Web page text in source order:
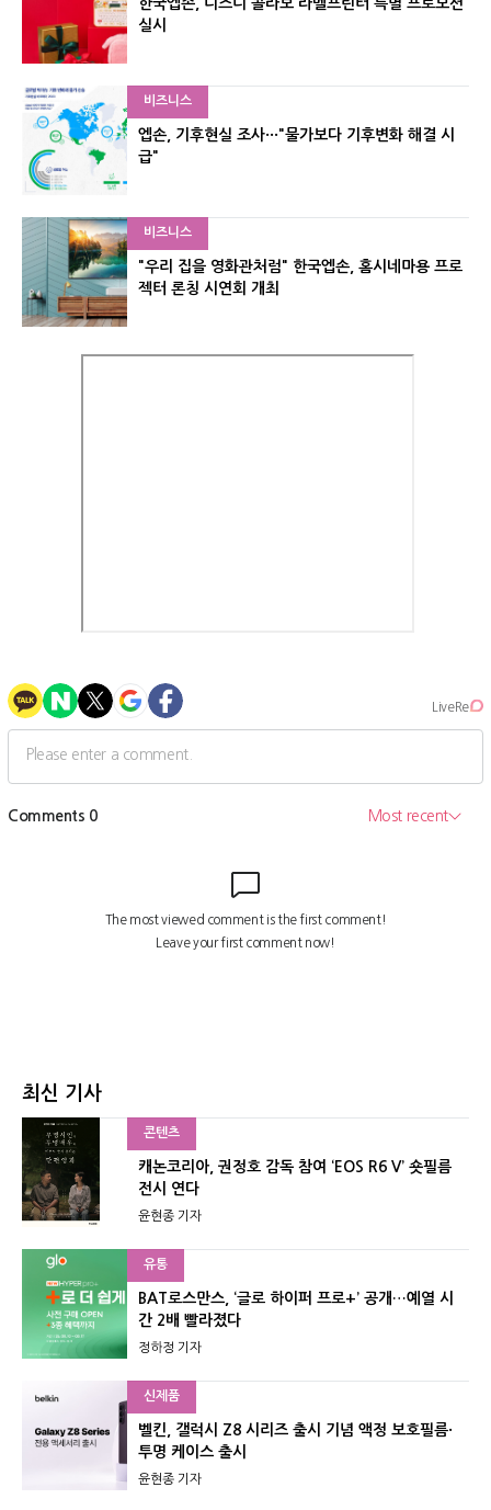
실시
비즈니스
엡손, 기후현실 조사···"물가보다 기후변화 해결 시
급"
비즈니스
"우리 집을 영화관처럼" 한국엡손, 홈시네마용 프로
젝터 론칭 시연회 개최
최신 기사
콘텐츠
캐논코리아, 권정호 감독 참여 ‘EOS R6 V’ 숏필름
전시 연다
윤현종 기자
유통
BAT로스만스, ‘글로 하이퍼 프로+’ 공개…예열 시
간 2배 빨라졌다
정하정 기자
신제품
벨킨, 갤럭시 Z8 시리즈 출시 기념 액정 보호필름·
투명 케이스 출시
윤현종 기자